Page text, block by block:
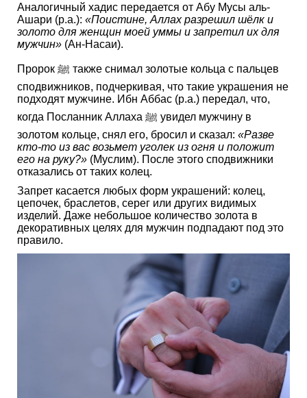
Аналогичный хадис передается от Абу Мусы аль-
Ашари (р.а.): «Поистине, Аллах разрешил шёлк и
золото для женщин моей уммы и запретил их для
мужчин» (Ан-Насаи).
Пророк ﷺ также снимал золотые кольца с пальцев
сподвижников, подчеркивая, что такие украшения не
подходят мужчине. Ибн Аббас (р.а.) передал, что,
когда Посланник Аллаха ﷺ увидел мужчину в
золотом кольце, снял его, бросил и сказал: «Разве
кто-то из вас возьмет уголек из огня и положит
его на руку?» (Муслим). После этого сподвижники
отказались от таких колец.
Запрет касается любых форм украшений: колец,
цепочек, браслетов, серег или других видимых
изделий. Даже небольшое количество золота в
декоративных целях для мужчин подпадают под это
правило.